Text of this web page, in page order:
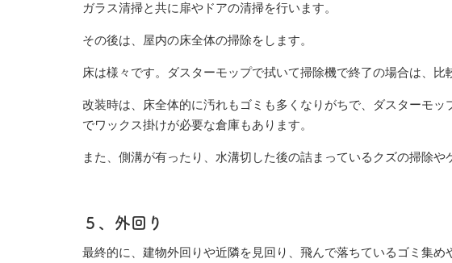
ガラス清掃と共に扉やドアの清掃を行います。
その後は、屋内の床全体の掃除をします。
床は様々です。ダスターモップで拭いて掃除機で終了の場合は、比
改装時は、床全体的に汚れもゴミも多くなりがちで、ダスターモ
でワックス掛けが必要な倉庫もあります。
また、側溝が有ったり、水溝切した後の詰まっているクズの掃除や
５、外回り
最終的に、建物外回りや近隣を見回り、飛んで落ちているゴミ集